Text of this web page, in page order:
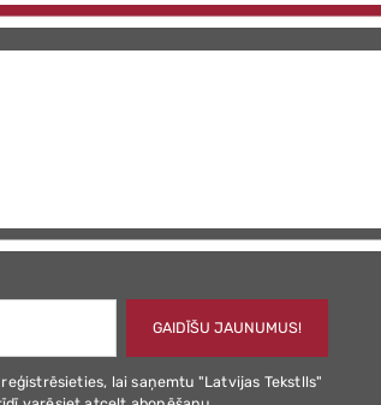
GAIDĪŠU JAUNUMUS!
lai saņemtu "Latvijas Tekstlls"